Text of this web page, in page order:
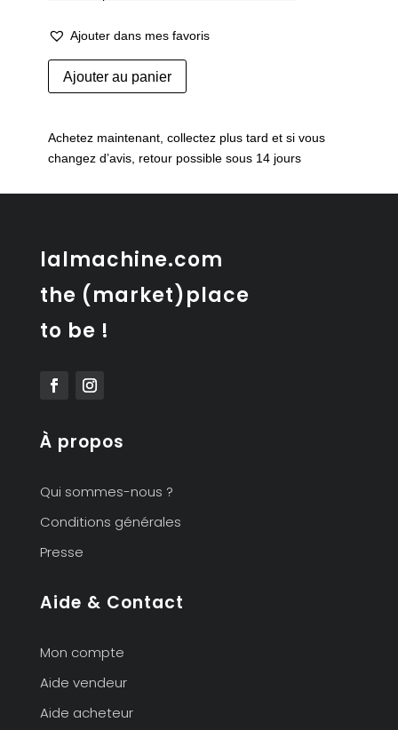
Ajouter dans mes favoris
quantité
de
Auböck
Autriche
Ajouter au panier
Achetez maintenant, collectez plus tard et si vous
changez d’avis, retour possible sous 14 jours
lalmachine.com
the (market)place
to be !
À propos
Qui sommes-nous ?
Conditions générales
Presse
Aide & Contact
Mon compte
Aide vendeur
Aide acheteur